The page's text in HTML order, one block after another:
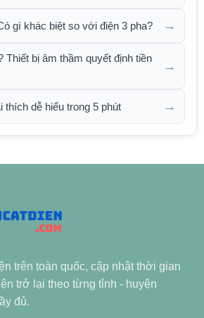
gì khác biệt so với điện 3 pha? →
Thiết bị âm thầm quyết định tiền
→
dễ hiểu trong 5 phút →
trên toàn quốc, cập nhật thời gian
trở lại theo từng tỉnh - huyện
đủ.